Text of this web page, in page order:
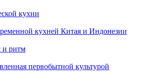
кухни
кухней Китая и Индонезии
и ритм
первобытной культурой